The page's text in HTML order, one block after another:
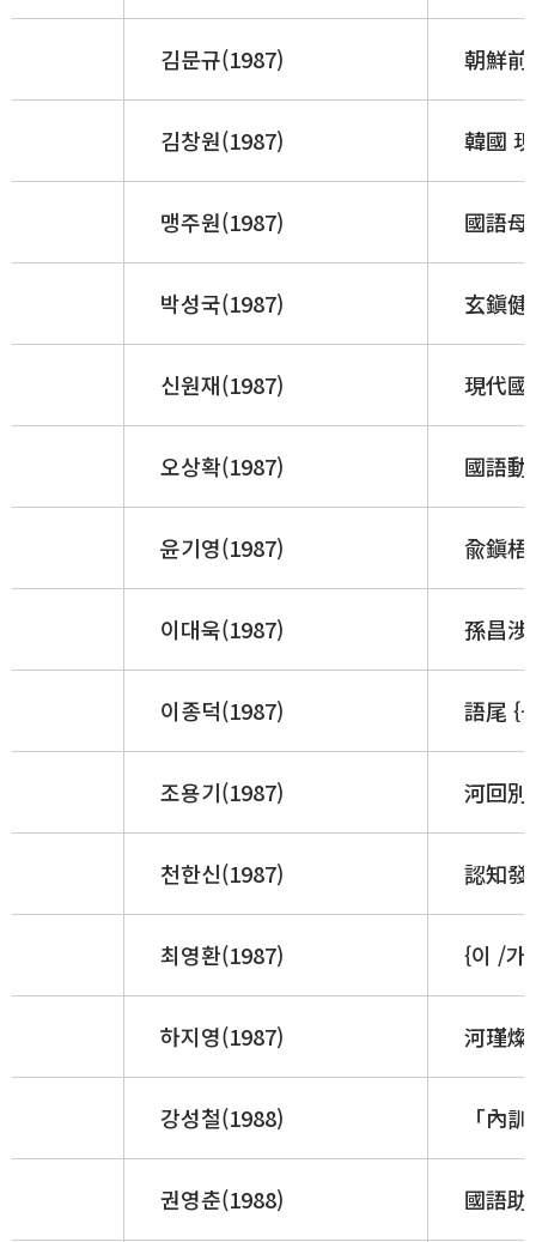
김문규(1987) 朝鮮前
김창원(1987) 韓國
맹주원(1987) 國語母
박성국(1987) 玄鎭
신원재(1987) 現代國
오상확(1987) 國語動
윤기영(1987) 兪鎭梧
이대욱(1987) 孫昌涉
이종덕(1987) 語尾 {-
조용기(1987) 河回別
천한신(1987) 認知發
최영환(1987) {이 /가
하지영(1987) 河瑾燦
강성철(1988) 「內
권영춘(1988) 國語助